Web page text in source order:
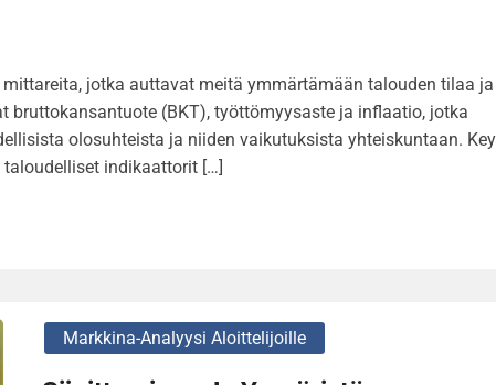
jotka auttavat meitä ymmärtämään talouden tilaa ja
bruttokansantuote (BKT), työttömyysaste ja inflaatio, jotka
olosuhteista ja niiden vaikutuksista yhteiskuntaan. Key
indikaattorit […]
Markkina-Analyysi Aloittelijoille